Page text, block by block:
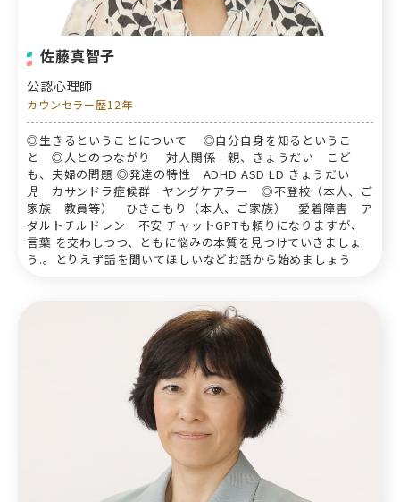
佐藤真智子
公認心理師
カウンセラー歴12年
◎生きるということについて ◎自分自身を知るというこ
と ◎人とのつながり 対人関係 親、きょうだい こど
も、夫婦の問題 ◎発達の特性 ADHD ASD LD きょうだい
児 カサンドラ症候群 ヤングケアラー ◎不登校（本人、ご
家族 教員等） ひきこもり（本人、ご家族） 愛着障害 ア
ダルトチルドレン 不安 チャットGPTも頼りになりますが、
言葉 を交わしつつ、ともに悩みの本質を見つけていきましょ
う.。とりえず話を聞いてほしいなどお話から始めましょう